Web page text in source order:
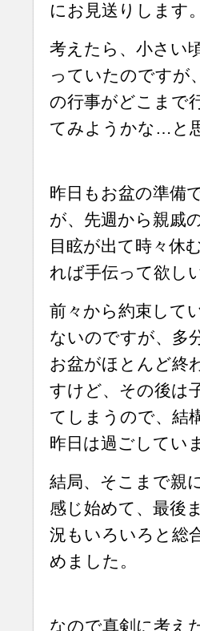
にお見送りします
考えたら、小さい
っていたのですが
の行事がどこまで
てみようかな…と
昨日もお盆の準備
が、先週から親戚
目眩が出て時々休
れば手伝って欲し
前々から約束して
ないのですが、多
お盆がほとんど終
すけど、その後は
てしまうので、結
昨日は過ごしてい
結局、そこまで親
感じ始めて、最後
況もいろいろと総
めました。
なので真剣に考え